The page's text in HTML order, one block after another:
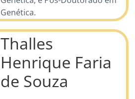
Genética.
Thalles
Henrique Faria
de Souza